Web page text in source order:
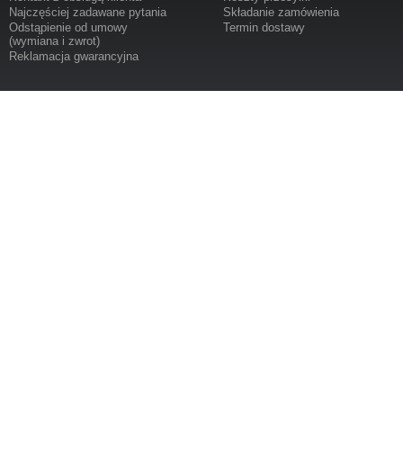
Najczęściej zadawane pytania
Odstąpienie od umowy
(wymiana i zwrot)
Reklamacja gwarancyjna
Składanie zamówienia
Termin dostawy